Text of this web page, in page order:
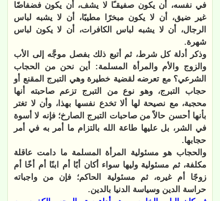
في نفسه، أن يكون صفيقـًا لا يشف، أن يكون فضفاضًا
غير ضيق، أن لا يكون مبخرًا مطيبًا، أن لا يشبه لباس
الرجال، أن لا يشبه لباس الكافرات، أن لا يكون لباس
شهرة.
وذكر أدلة كل شرط، ثم أتبع ذلك بفصل موجَّه إلى الأب
والزوج والأم والمرأة المسلمة: أين نحن من الحجاب
الشرعي؟ مع تعرضه لقضية خطيرة وهي التبرج المقنع أو
حجاب التبرج، وهو نوع من التبرج تزعم صاحبته أنها
محجبة، مع نصيحة لها ألا تخدع نفسها بهذا، وأن لا تغتر
بأنها أحسن حالاً من صاحبات التبرج الصارخ؛ فإنه لا أسوة
في الشر، بل عليها طاعة الله بالتزام ما أمر به في أمر
حجابها.
والحجاب هو مسئولية المرأة المسلمة ما دامت عاقلة
مكلفة، ثم مسئولية وليها سواء أكان أبًا أم ابنًا أم أخًا أم
زوجًا أم غيره، ثم مسئولية الحاكم؛ فإن من واجباته
حراسة الدين وسياسة الدنيا بالدين.